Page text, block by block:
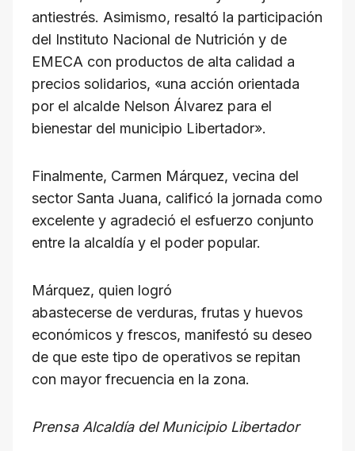
antiestrés. Asimismo, resaltó la participación
del Instituto Nacional de Nutrición y de
EMECA con productos de alta calidad a
precios solidarios, «una acción orientada
por el alcalde Nelson Álvarez para el
bienestar del municipio Libertador».
Finalmente, Carmen Márquez, vecina del
sector Santa Juana, calificó la jornada como
excelente y agradeció el esfuerzo conjunto
entre la alcaldía y el poder popular.
Márquez, quien logró
abastecerse de verduras, frutas y huevos
económicos y frescos, manifestó su deseo
de que este tipo de operativos se repitan
con mayor frecuencia en la zona.
Prensa Alcaldía del Municipio Libertador